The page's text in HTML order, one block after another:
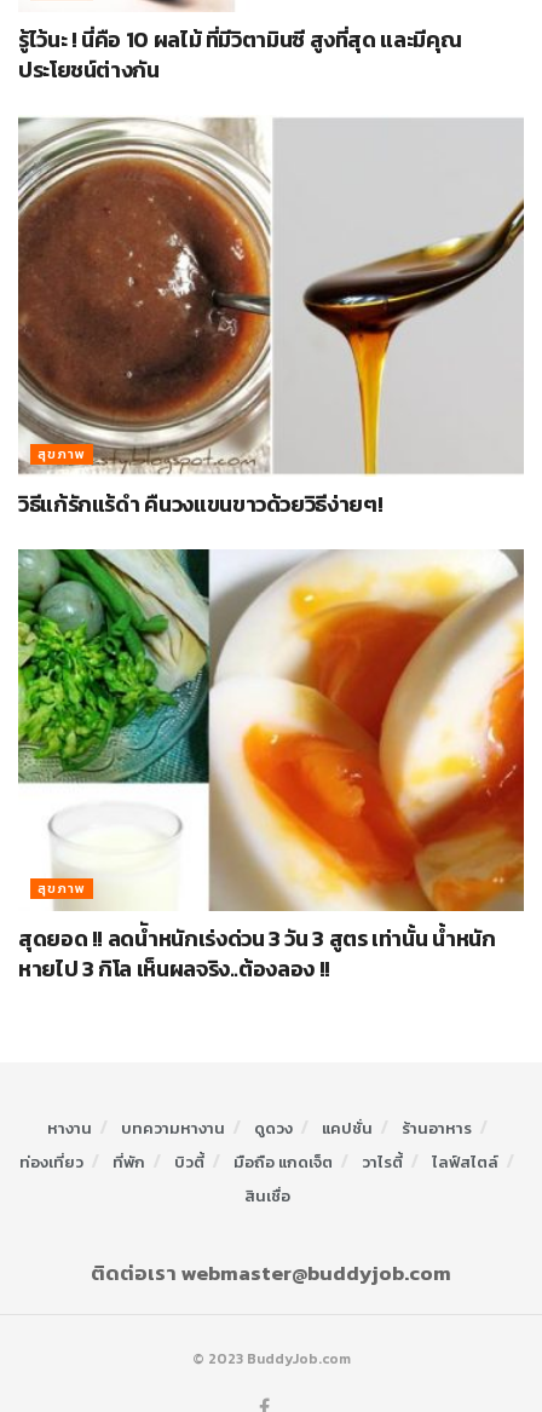
รู้ไว้นะ ! นี่คือ 10 ผลไม้ ที่มีวิตามินซี สูงที่สุด และมีคุณ
ประโยชน์ต่างกัน
สุขภาพ
วิธีแก้รักแร้ดำ คืนวงแขนขาวด้วยวิธีง่ายๆ!
สุขภาพ
สุดยอด !! ลดนัำหนักเร่งด่วน 3 วัน 3 สูตร เท่านั้น น้ำหนัก
หายไป 3 กิโล เห็นผลจริง..ต้องลอง !!
หางาน บทความหางาน ดูดวง แคปชั่น
ร้านอาหาร
ท่องเที่ยว
ที่พัก บิวตี้ มือถือ แกดเจ็ต วาไรตี้
ไลฟ์สไตล์
สินเชื่อ
ติดต่อเรา webmaster@buddyjob.com
© 2023 BuddyJob.com